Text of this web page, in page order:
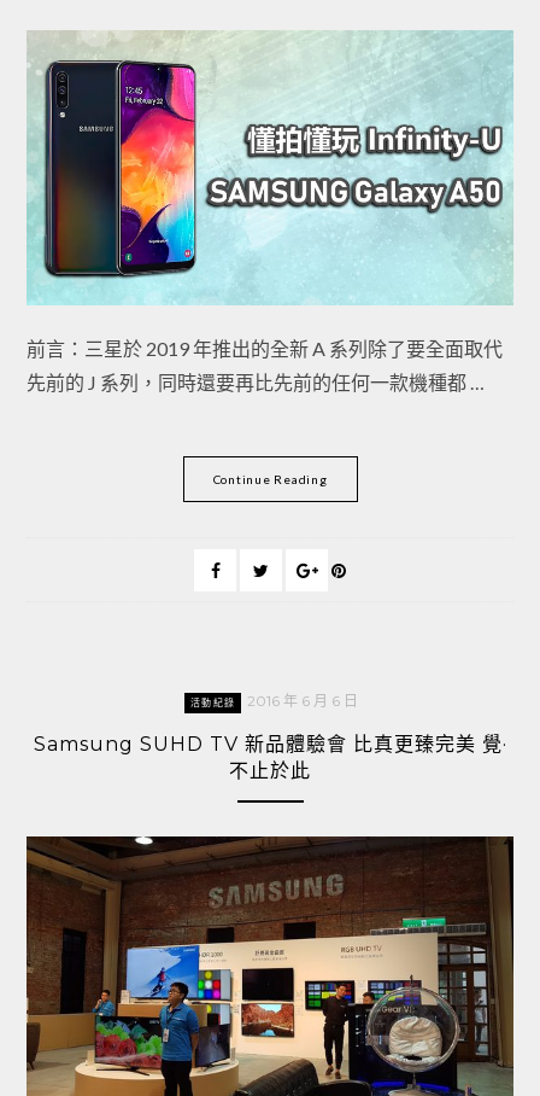
前言：三星於 2019 年推出的全新 A 系列除了要全面取代
先前的 J 系列，同時還要再比先前的任何一款機種都 …
Continue Reading
活動紀錄 2016 年 6 月 6 日
Samsung SUHD TV 新品體驗會 比真更臻完美 覺·
不止於此